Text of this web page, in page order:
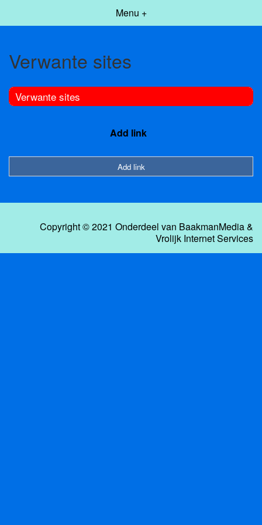
Menu +
Verwante sites
Verwante sites
Add link
Add link
Copyright © 2021 Onderdeel van BaakmanMedia&
Vrolijk Internet Services